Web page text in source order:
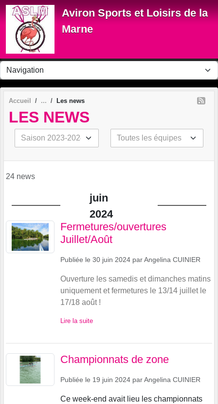
Aviron Sports et Loisirs de la
Marne
Accueil Les news
LES NEWS
24 news
juin
2024
Fermetures/ouvertures
Juillet/Août
Publiée le 30 juin 2024 parAngelina CUINIER
Ouverture les samedis et dimanches matins
uniquement et fermetures le 13/14 juillet le
17/18 août !
Lire la suite
Championnats de zone
Publiée le 19 juin 2024 parAngelina CUINIER
Ce week-end avait lieu les championnats
Panneau de gestion des cookies